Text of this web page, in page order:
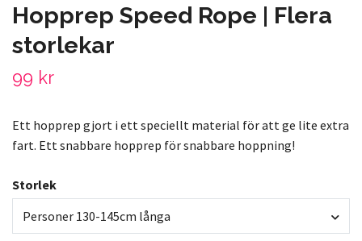
Hopprep Speed Rope | Flera
storlekar
99 kr
Ett hopprep gjort i ett speciellt material för att ge lite extra
fart. Ett snabbare hopprep för snabbare hoppning!
Storlek
Personer 130-145cm långa